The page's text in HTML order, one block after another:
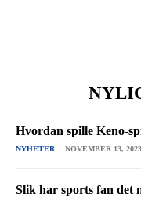
Hvordan spille Keno-
NYHETER NOVEMBER 13, 2023
Slik har sports fan det